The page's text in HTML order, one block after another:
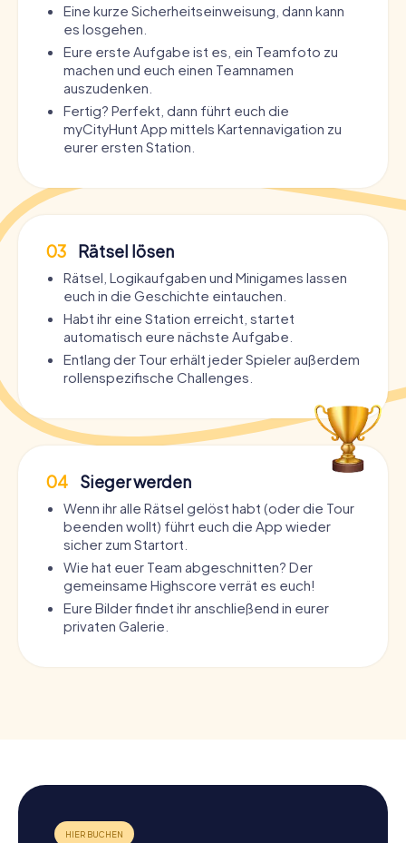
Eine kurze Sicherheitseinweisung, dann kann
es losgehen.
Eure erste Aufgabe ist es, ein Teamfoto zu
machen und euch einen Teamnamen
auszudenken.
Fertig? Perfekt, dann führt euch die
myCityHunt App mittels Kartennavigation zu
eurer ersten Station.
03 Rätsel lösen
Rätsel, Logikaufgaben und Minigames lassen
euch in die Geschichte eintauchen.
Habt ihr eine Station erreicht, startet
automatisch eure nächste Aufgabe.
Entlang der Tour erhält jeder Spieler außerdem
rollenspezifische Challenges.
04 Sieger werden
Wenn ihr alle Rätsel gelöst habt (oder die Tour
beenden wollt) führt euch die App wieder
sicher zum Startort.
Wie hat euer Team abgeschnitten? Der
gemeinsame Highscore verrät es euch!
Eure Bilder findet ihr anschließend in eurer
privaten Galerie.